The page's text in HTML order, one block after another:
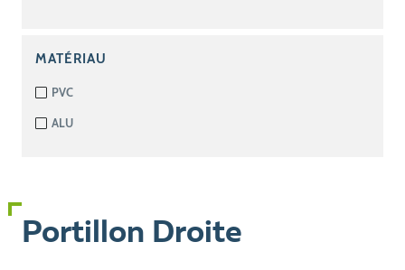
MATÉRIAU
PVC
ALU
Portillon Droite